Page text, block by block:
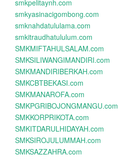
smkpelitaynh.com
smkyasinacigombong.com
smknahdatululama.com
smkitraudhatululum.com
SMKMIFTAHULSALAM.com
SMKSILIWANGIMANDIRI.com
SMKMANDIRIBERKAH.com
SMKCBTBEKASI.com
SMKMANAROFA.com
SMKPGRIBOJONGMANGU.com
SMKKORPRIKOTA.com
SMKITDARULHIDAYAH.com
SMKSIROJULUMMAH.com
SMKSAZZAHRA.com